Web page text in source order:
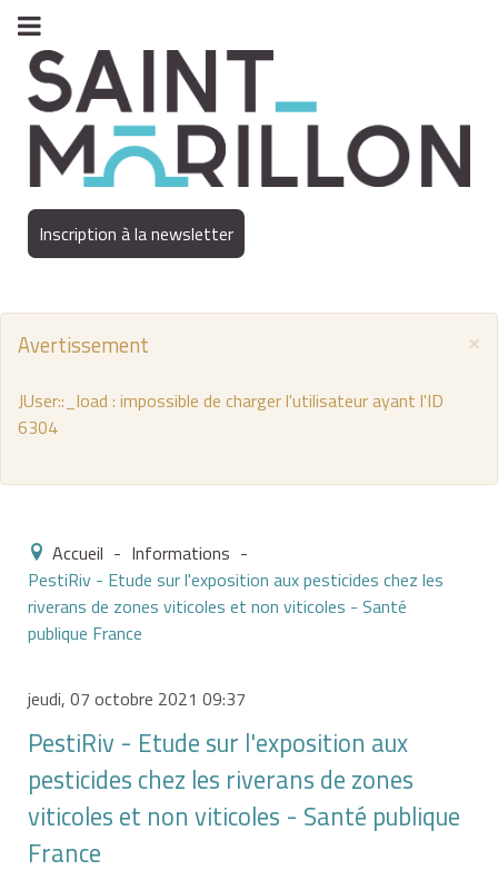
Inscription à la newsletter
×
Avertissement
JUser::_load : impossible de charger l'utilisateur ayant l'ID
6304
Accueil - Informations -
PestiRiv - Etude sur l'exposition aux pesticides chez les
riverans de zones viticoles et non viticoles - Santé
publique France
jeudi, 07 octobre 2021 09:37
PestiRiv - Etude sur l'exposition aux
pesticides chez les riverans de zones
viticoles et non viticoles - Santé publique
France